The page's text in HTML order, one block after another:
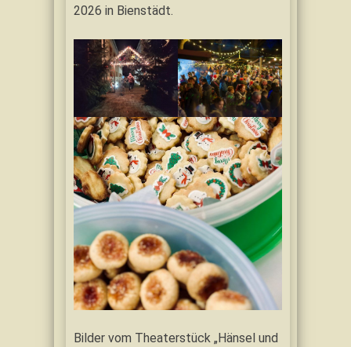
2026 in Bienstädt.
Bilder vom Theaterstück „Hänsel und